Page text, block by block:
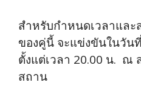
สำหรับกำหนดเวลาแล
ของคู่นี้ จะแข่งขันในวัน
ตั้งแต่เวลา 20.00 น. ณ
สถาน